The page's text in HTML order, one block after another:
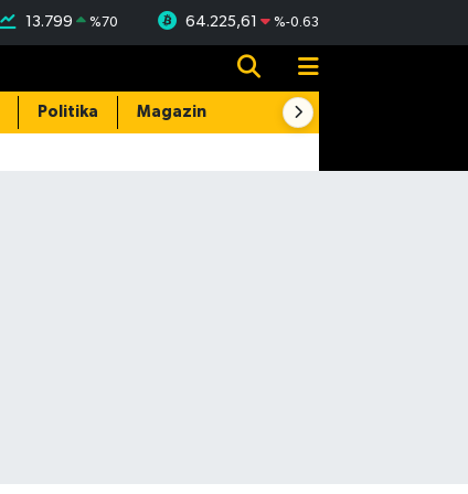
13.799 %70 64.225,61 %-0.63
Politika Magazin Resmi İlanlar